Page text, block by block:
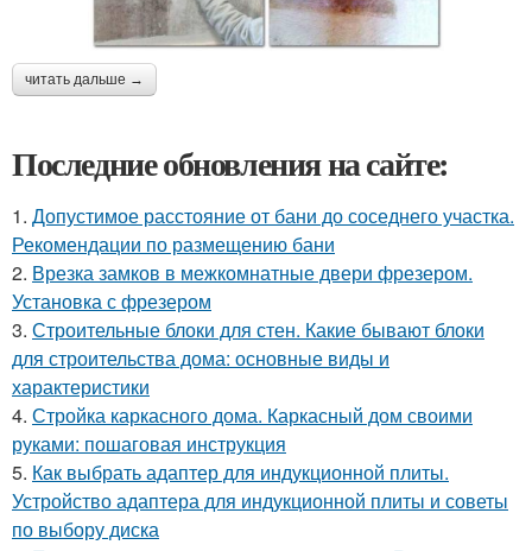
читать дальше →
Последние обновления на сайте:
1. Допустимое расстояние от бани до соседнего участка.
Рекомендации по размещению бани
2. Врезка замков в межкомнатные двери фрезером.
Установка с фрезером
3. Строительные блоки для стен. Какие бывают блоки
для строительства дома: основные виды и
характеристики
4. Стройка каркасного дома. Каркасный дом своими
руками: пошаговая инструкция
5. Как выбрать адаптер для индукционной плиты.
Устройство адаптера для индукционной плиты и советы
по выбору диска